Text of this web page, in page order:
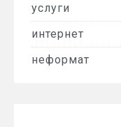
услуги
интернет
неформат